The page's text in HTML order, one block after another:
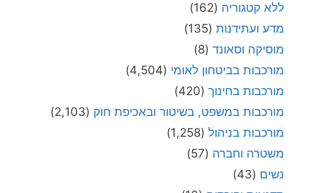
ללא קטגוריה (162)
מדע ועתידנות (135)
מוסיקה וסאונד (8)
מורכבות בביטחון לאומי (4,504)
מורכבות בחינוך (420)
מורכבות במשפט, בשיטור ובאכיפת חוק (2,103)
מורכבות בניהול (1,258)
משטרה וחברה (57)
נשים (43)